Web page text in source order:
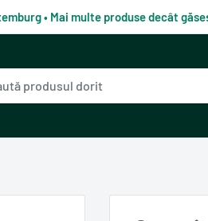
• Mai multe produse decât